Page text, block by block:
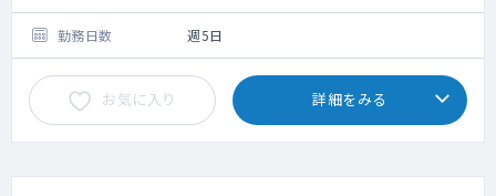
科の専門性を活かしたい先生にも最適な環境
です
★専門性を活かせる：神経難病・脳卒中・パ
ーキンソン病など、神経内科症例を数多く経
験可能
★負担が少ない：終末期患者は少なく、精神
的・体力的に無理なく勤務できます
※資格手当・オンコール手当等、別途支給
勤務日数
週5日
お気に入り 詳細をみる